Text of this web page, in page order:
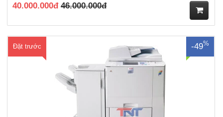
40.000.000đ 46.000.000đ
ua
Đặt trước -49%